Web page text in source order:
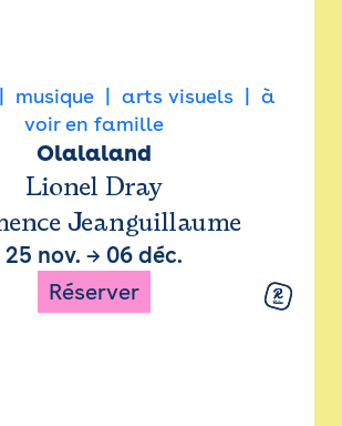
musique arts visuels
à
voir en famille
Olalaland
Lionel Dray
Jeanguillaume
25 nov. → 06 déc.
Réserver